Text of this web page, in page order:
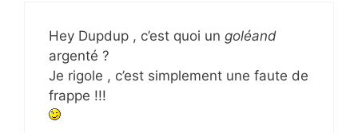
Hey Dupdup , c’est quoi un goléand
argenté ?
Je rigole , c’est simplement une faute de
frappe !!!